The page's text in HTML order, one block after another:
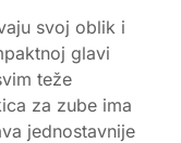
svoj oblik i
glavi
teže
za zube ima
jednostavnije